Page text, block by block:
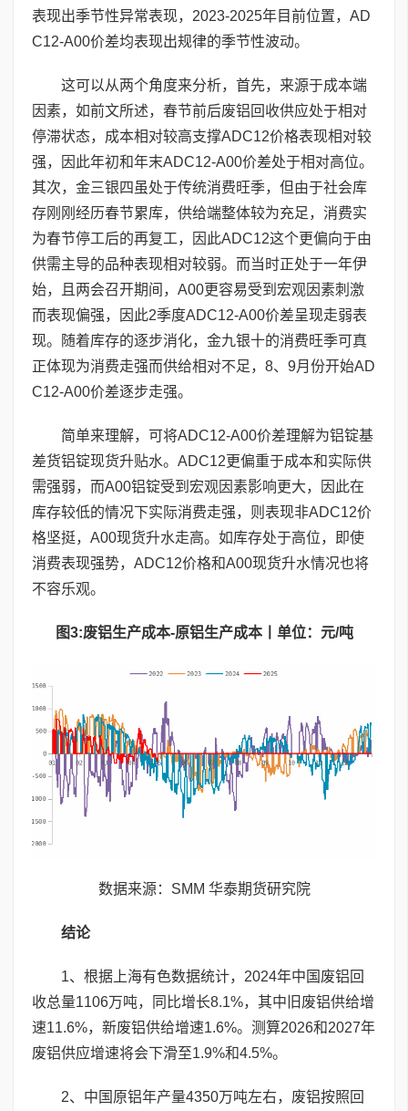
表现出季节性异常表现，2023-2025年目前位置，AD
C12-A00价差均表现出规律的季节性波动。
这可以从两个角度来分析，首先，来源于成本端
因素，如前文所述，春节前后废铝回收供应处于相对
停滞状态，成本相对较高支撑ADC12价格表现相对较
强，因此年初和年末ADC12-A00价差处于相对高位。
其次，金三银四虽处于传统消费旺季，但由于社会库
存刚刚经历春节累库，供给端整体较为充足，消费实
为春节停工后的再复工，因此ADC12这个更偏向于由
供需主导的品种表现相对较弱。而当时正处于一年伊
始，且两会召开期间，A00更容易受到宏观因素刺激
而表现偏强，因此2季度ADC12-A00价差呈现走弱表
现。随着库存的逐步消化，金九银十的消费旺季可真
正体现为消费走强而供给相对不足，8、9月份开始AD
C12-A00价差逐步走强。
简单来理解，可将ADC12-A00价差理解为铝锭基
差货铝锭现货升贴水。ADC12更偏重于成本和实际供
需强弱，而A00铝锭受到宏观因素影响更大，因此在
库存较低的情况下实际消费走强，则表现非ADC12价
格坚挺，A00现货升水走高。如库存处于高位，即使
消费表现强势，ADC12价格和A00现货升水情况也将
不容乐观。
图3:废铝生产成本-原铝生产成本丨单位：元/吨
数据来源：SMM 华泰期货研究院
结论
1、根据上海有色数据统计，2024年中国废铝回
收总量1106万吨，同比增长8.1%，其中旧废铝供给增
速11.6%，新废铝供给增速1.6%。测算2026和2027年
废铝供应增速将会下滑至1.9%和4.5%。
2、中国原铝年产量4350万吨左右，废铝按照回